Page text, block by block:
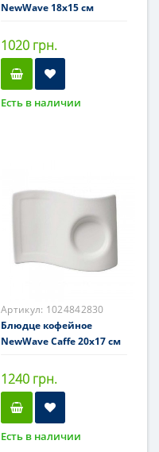
NewWave 18x15 см
1020 грн.
Есть в наличии
Артикул: 1024842830
Блюдце кофейное
NewWave Caffe 20x17 см
1240 грн.
Есть в наличии